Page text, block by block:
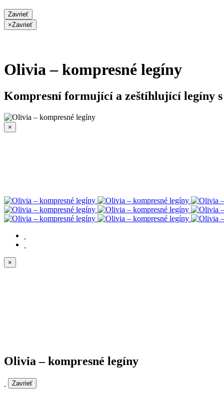
Zavrieť
×Zavrieť
Olivia – kompresné legíny
Kompresní formující a zeštíhlující legíny s
×
×
Olivia – kompresné legíny
Zavrieť